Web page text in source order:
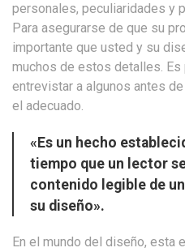
personales, peculiaridades y
Para asegurarse de que su
importante que usted y su
muchos de estos detalles.
entrevistar a algunos antes
el adecuado.
«Es un hecho
tiempo que un lector
contenido legible de
su diseño».
En el mundo del diseño, esta